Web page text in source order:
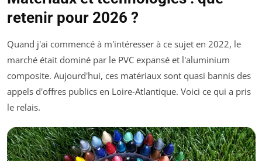
retenir pour 2026 ?
Quand j'ai commencé à m'intéresser à ce sujet en 2022, le
marché était dominé par le PVC expansé et l'aluminium
composite. Aujourd'hui, ces matériaux sont quasi bannis des
appels d'offres publics en Loire-Atlantique. Voici ce qui a pris
le relais.